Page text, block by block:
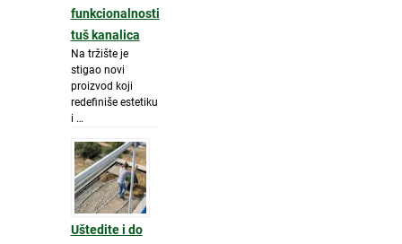
funkcionalnosti
tuš kanalica
Na tržište je
stigao novi
proizvod koji
redefiniše estetiku
i …
Uštedite i do